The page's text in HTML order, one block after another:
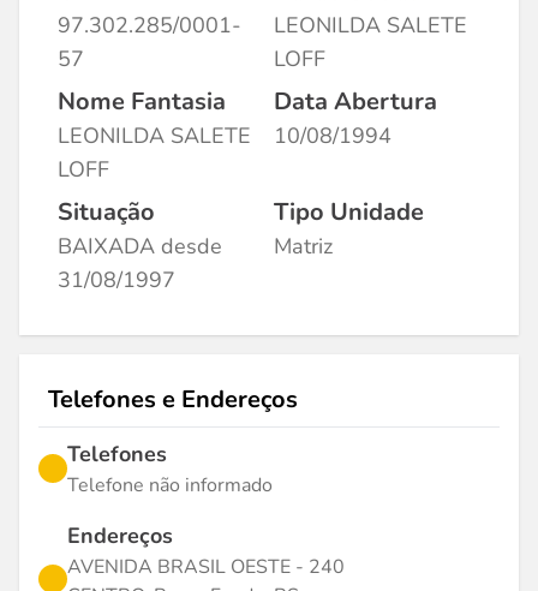
97.302.285/0001-
57
LEONILDA SALETE
LOFF
Nome Fantasia
LEONILDA SALETE
LOFF
Data Abertura
10/08/1994
Situação
BAIXADA desde
31/08/1997
Tipo Unidade
Matriz
Telefones e Endereços
Telefones
Telefone não informado
Endereços
AVENIDA BRASIL OESTE - 240